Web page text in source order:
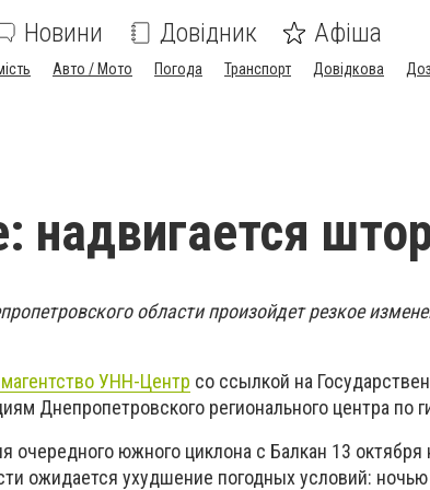
Новини Довідник Афіша
Авто / Мото Погода Транспорт Довідкова
надвигается
области произойдет резкое
УНН-Центр со ссылкой на
Днепропетровского регионального центра по
южного циклона с Балкан 13 октября
ожидается ухудшение погодных условий: